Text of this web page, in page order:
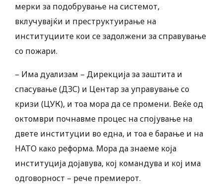
мерки за подобрување на системот,
вклучувајќи и преструктуирање на
институциите кои се задолжени за справување
со пожари.
– Има дуализам – Дирекција за заштита и
спасување (ДЗС) и Центар за управување со
кризи (ЦУК), и тоа мора да се промени. Веќе од
октомври почнавме процес на спојување на
двете институции во една, и тоа е барање и на
НАТО како реформа. Мора да знаеме која
институција дојавува, кој командува и кој има
одговорност – рече премиерот.